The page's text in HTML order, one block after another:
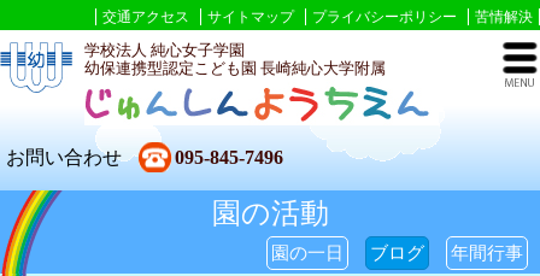
交通アクセス サイトマップ プライバシーポリシー
苦情解決
学校法人 純心女子学園
幼保連携型認定こども園 長崎純心大学附属
お問い合わせ 095-845-7496
園の活動
園の一日 ブログ
年間行事